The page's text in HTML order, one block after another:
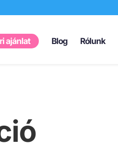
ajánlat Blog Rólunk